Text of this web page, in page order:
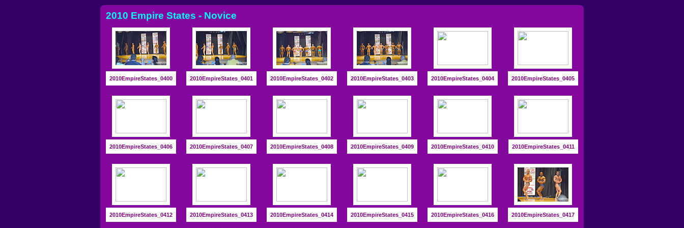
2010 Empire States - Novice
2010EmpireStates_0400 2010EmpireStates_0401 2010EmpireStates_0402 2010EmpireStates_0403 2010EmpireStates_0404 2010EmpireStates_0405
2010EmpireStates_0406 2010EmpireStates_0407 2010EmpireStates_0408 2010EmpireStates_0409 2010EmpireStates_0410 2010EmpireStates_0411
2010EmpireStates_0412 2010EmpireStates_0413 2010EmpireStates_0414 2010EmpireStates_0415 2010EmpireStates_0416 2010EmpireStates_0417